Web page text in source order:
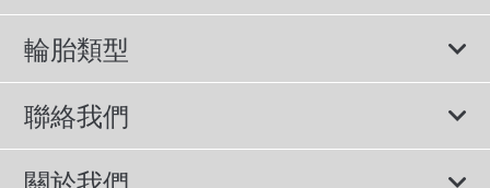
View All Vehicle Makes
BMW 輪胎
Chevrolet 輪胎
Honda 輪胎
輪胎類型
所有輪胎
性能胎
聯絡我們
諮詢服務